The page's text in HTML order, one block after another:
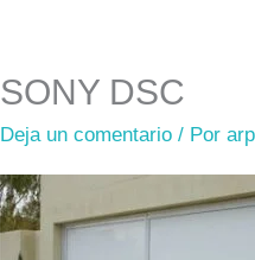
SONY DSC
Deja un comentario / Por